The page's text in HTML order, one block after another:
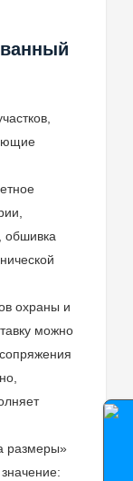
обшивка
охраны и
можно
размеры»